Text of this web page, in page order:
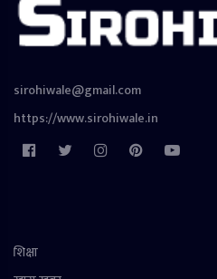
sirohiwale@gmail.com
https://www.sirohiwale.in
शिक्षा